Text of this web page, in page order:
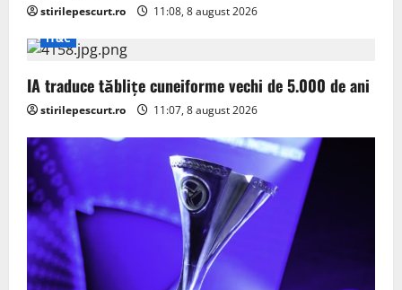
stirilepescurt.ro
11:08, 8 august 2026
IT&C
IA traduce tăblițe cuneiforme vechi de 5.000 de ani
stirilepescurt.ro 11:07, 8 august 2026